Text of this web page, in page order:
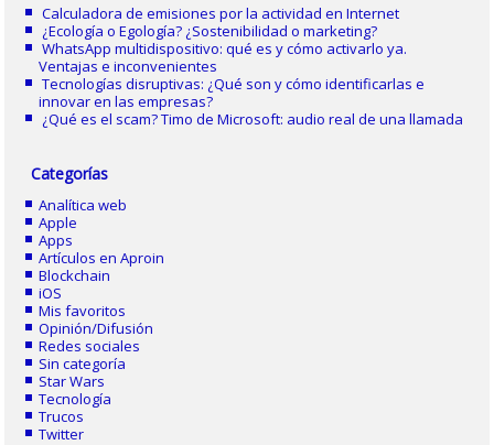
Calculadora de emisiones por la actividad en Internet
¿Ecología o Egología? ¿Sostenibilidad o marketing?
WhatsApp multidispositivo: qué es y cómo activarlo ya.
Ventajas e inconvenientes
Tecnologías disruptivas: ¿Qué son y cómo identificarlas e
innovar en las empresas?
¿Qué es el scam? Timo de Microsoft: audio real de una llamada
Categorías
Analítica web
Apple
Apps
Artículos en Aproin
Blockchain
iOS
Mis favoritos
Opinión/Difusión
Redes sociales
Sin categoría
Star Wars
Tecnología
Trucos
Twitter